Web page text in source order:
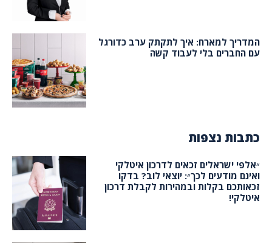
המדריך למארח: איך לתקתק ערב כדורגל
עם החברים בלי לעבוד קשה
כתבות נצפות
״אלפי ישראלים זכאים לדרכון איטלקי
ואינם מודעים לכך״: יוצאי לוב? בדקו
זכאותכם בקלות ובמהירות לקבלת דרכון
איטלקי!